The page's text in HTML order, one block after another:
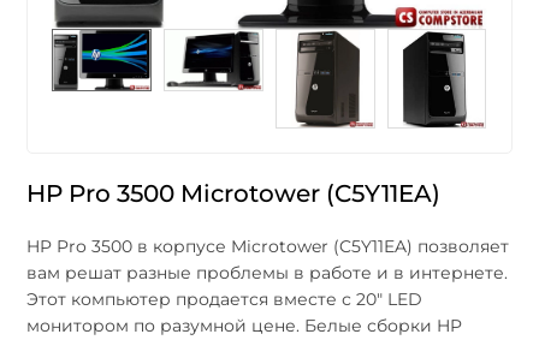
HP Pro 3500 Microtower (C5Y11EA)
HP Pro 3500 в корпусе Microtower (C5Y11EA) позволяет
вам решат разные проблемы в работе и в интернете.
Этот компьютер продается вместе с 20" LED
монитором по разумной цене. Белые сборки HP